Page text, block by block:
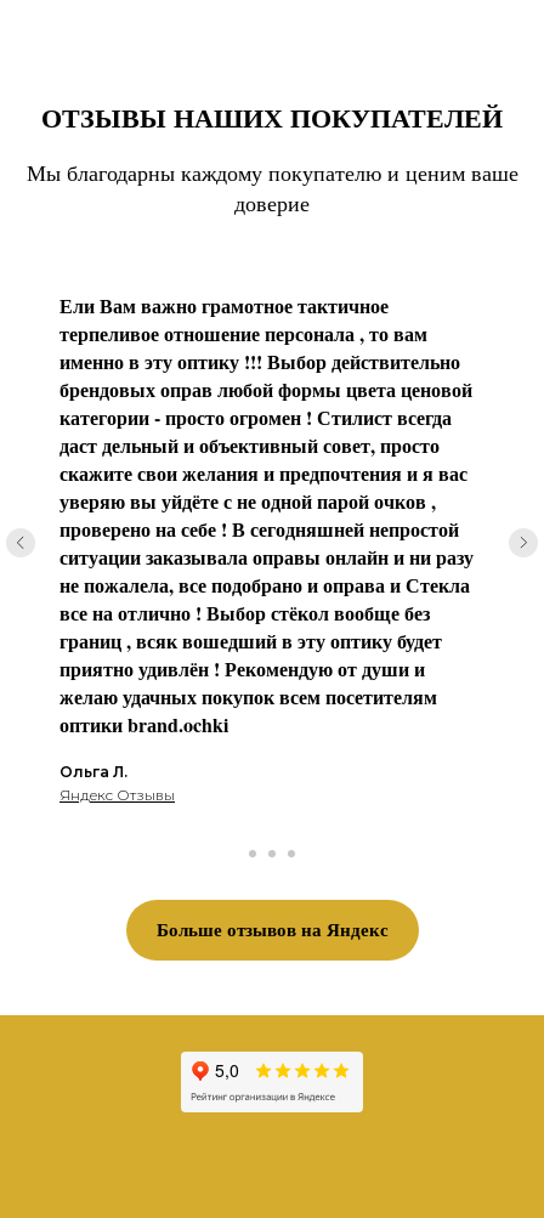
ОТЗЫВЫ НАШИХ ПОКУПАТЕЛЕЙ
Мы благодарны каждому покупателю и ценим ваше
доверие
Ели Вам важно грамотное тактичное
терпеливое отношение персонала , то вам
именно в эту оптику !!! Выбор действительно
брендовых оправ любой формы цвета ценовой
категории - просто огромен ! Стилист всегда
даст дельный и объективный совет, просто
скажите свои желания и предпочтения и я вас
уверяю вы уйдёте с не одной парой очков ,
проверено на себе ! В сегодняшней непростой
ситуации заказывала оправы онлайн и ни разу
не пожалела, все подобрано и оправа и Стекла
все на отлично ! Выбор стёкол вообще без
границ , всяк вошедший в эту оптику будет
приятно удивлён ! Рекомендую от души и
желаю удачных покупок всем посетителям
оптики brаnd.ochki
Ольга Л.
Яндекс Отзывы
Больше отзывов на Яндекс